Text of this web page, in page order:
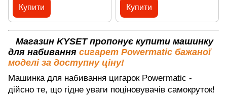
Купити Купити
Магазин KYSET пропонує купити машинку
для набивання сигарет Powermatic бажаної
моделі за доступну ціну!
Машинка для набивання цигарок Powermatic -
дійсно те, що гідне уваги поціновувачів самокруток!